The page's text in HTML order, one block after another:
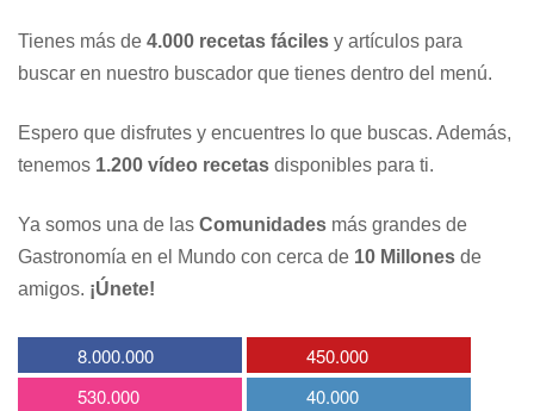
Tienes más de 4.000 recetas fáciles y artículos para
buscar en nuestro buscador que tienes dentro del menú.
Espero que disfrutes y encuentres lo que buscas. Además,
tenemos 1.200 vídeo recetas disponibles para ti.
Ya somos una de las Comunidades más grandes de
Gastronomía en el Mundo con cerca de 10 Millones de
amigos. ¡Únete!
8.000.000
450.000
530.000
40.000